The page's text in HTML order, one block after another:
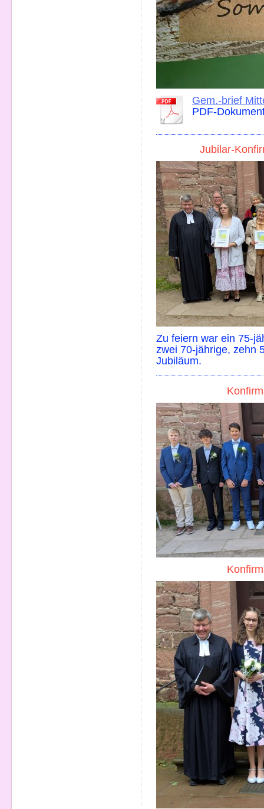
Gem.-brief
PDF-
Jubilar-
Zu feiern war ein 75-
zwei 70-jährige, zehn
Jubiläum.